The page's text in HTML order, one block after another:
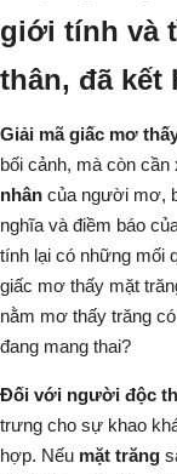
giới tính và
thân, đã kết
Giải mã giấc mơ
bối cảnh, mà còn cần
nhân của người mơ,
nghĩa và điềm báo
tính lại có những mối
giấc mơ thấy mặt
nằm mơ thấy trăng
đang mang thai?
Đối với người độc
trưng cho sự khao
hợp. Nếu mặt trăng